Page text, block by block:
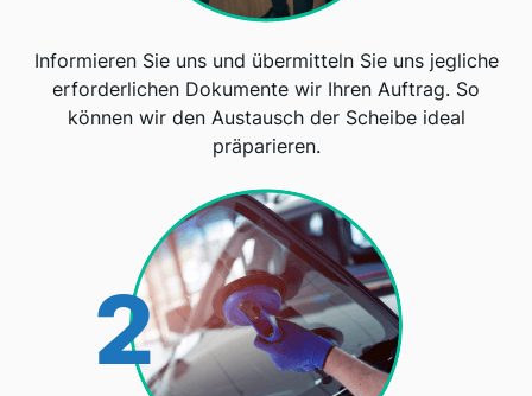
Informieren Sie uns und übermitteln Sie uns jegliche
erforderlichen Dokumente wir Ihren Auftrag. So
können wir den Austausch der Scheibe ideal
präparieren.
2